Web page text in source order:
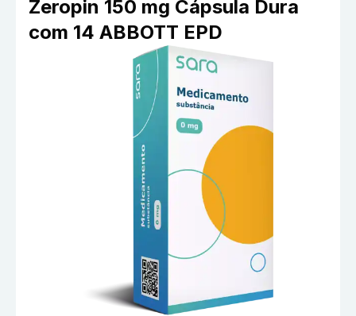
Zeropin 150 mg Cápsula Dura
com 14 ABBOTT EPD